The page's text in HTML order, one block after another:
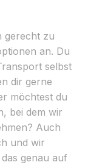
gerecht zu
an. Du
selbst
dir gerne
möchtest du
bei dem wir
Auch
und wir
genau auf